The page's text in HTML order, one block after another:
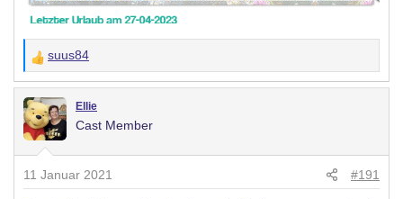
W
e
r
t
n
g
suus84
Ellie
Cast Member
11 Januar 2021 #191